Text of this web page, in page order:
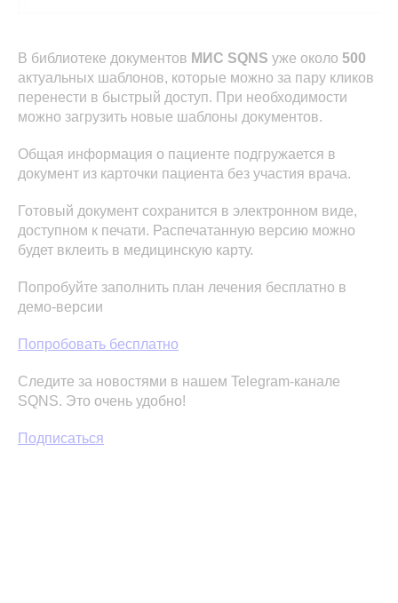
В библиотеке документов МИС SQNS уже около 500
актуальных шаблонов, которые можно за пару кликов
перенести в быстрый доступ. При необходимости
можно загрузить новые шаблоны документов.
Общая информация о пациенте подгружается в
документ из карточки пациента без участия врача.
Готовый документ сохранится в электронном виде,
доступном к печати. Распечатанную версию можно
будет вклеить в медицинскую карту.
Попробуйте заполнить план лечения бесплатно в
демо-версии
Попробовать бесплатно
Следите за новостями в нашем Telegram-канале
SQNS. Это очень удобно!
Подписаться